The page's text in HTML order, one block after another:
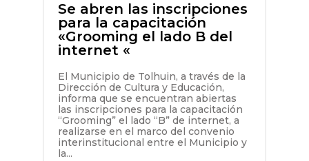
Se abren las inscripciones
para la capacitación
«Grooming el lado B del
internet «
El Municipio de Tolhuin, a través de la
Dirección de Cultura y Educación,
informa que se encuentran abiertas
las inscripciones para la capacitación
“Grooming” el lado “B” de internet, a
realizarse en el marco del convenio
interinstitucional entre el Municipio y
la...